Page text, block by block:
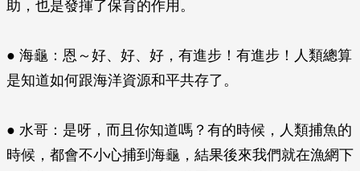
助，也是發揮了保育的作用。
● 海龜：恩～好、好、好，有進步！有進步！人類總算
是知道如何跟海洋資源和平共存了。
● 水哥：是呀，而且你知道嗎？有的時候，人類捕魚的
時候，都會不小心捕到海龜，結果後來我們就在漁網下